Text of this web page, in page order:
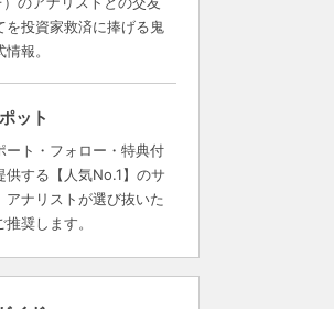
を投資家救済に捧げる鬼
報。
ット
ート・フォロー・特典付
供する【人気No.1】のサ
アナリストが選び抜いた
奨します。